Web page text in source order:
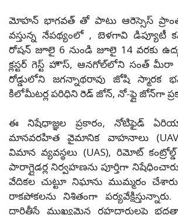
మోహన్ భాగవత్ తో పాటు ఆరెస్సెస్ ప్రాంత
వస్తున్న నేపథ్యంలో , బెళగావి
రోషన్ జూలై 6 నుండి జూలై 14 వరకు
క్లస్టర్ గెస్ట్ హౌస్, ఆనగోల్‌లోని సంత్ మీరా
రోడ్డులోని జగన్నాథరావు జోషి స్మారక
కిలోమీటర్ల పరిధిని రెడ్ జోన్, నో-ఫ్లై జోన్‌గా
ఈ నిషేధాజ్ఞల ప్రకారం, నోటిఫైడ్ ఏరియా
మానవరహిత వైమానిక వాహనాలు
విమాన వ్యవస్థలు (UAS), రిమోట్
పారాగ్లైడర్ల నిర్వహణను పూర్తిగా
వేదికల చుట్టూ నిఘాను ముమ్మరం
రాకపోకలను నిశితంగా
దారితీసే ముఖ్యమైన రహదారులపై